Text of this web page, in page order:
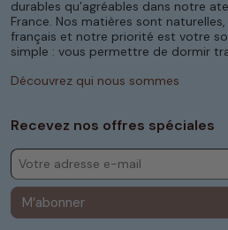
durables qu’agréables dans notre
France. Nos matières sont
français et notre priorité est votre
simple : vous permettre de dormir
Découvrez qui nous sommes
Recevez nos offres spéciales
M’abonner